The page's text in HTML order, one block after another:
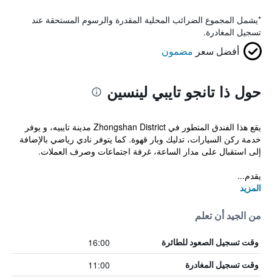
*يشمل المجموع الضرائب المحلية المقدرة والرسوم المستحقة عند
تسجيل المغادرة.
أفضل سعر مضمون
حول ذا تانجو تايبي لينسين
يقع هذا الفندق المتطور في Zhongshan District مدينة تايبيه، و يوفر
خدمة ركن السيارات، تدليك وبار قهوة. كما يتوفر نادي رياضي بالإضافة
إلى استقبال على مدار الساعة، غرفة اجتماعات وصرف العملات.
يقدم...
المزيد
من الجيد أن تعلم
وقت تسجيل الصعود للطائرة 16:00
وقت تسجيل المغادرة 11:00